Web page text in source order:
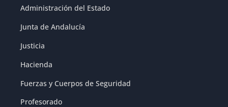
Administración del Estado
Junta de Andalucía
Justicia
Hacienda
Fuerzas y Cuerpos de Seguridad
Profesorado